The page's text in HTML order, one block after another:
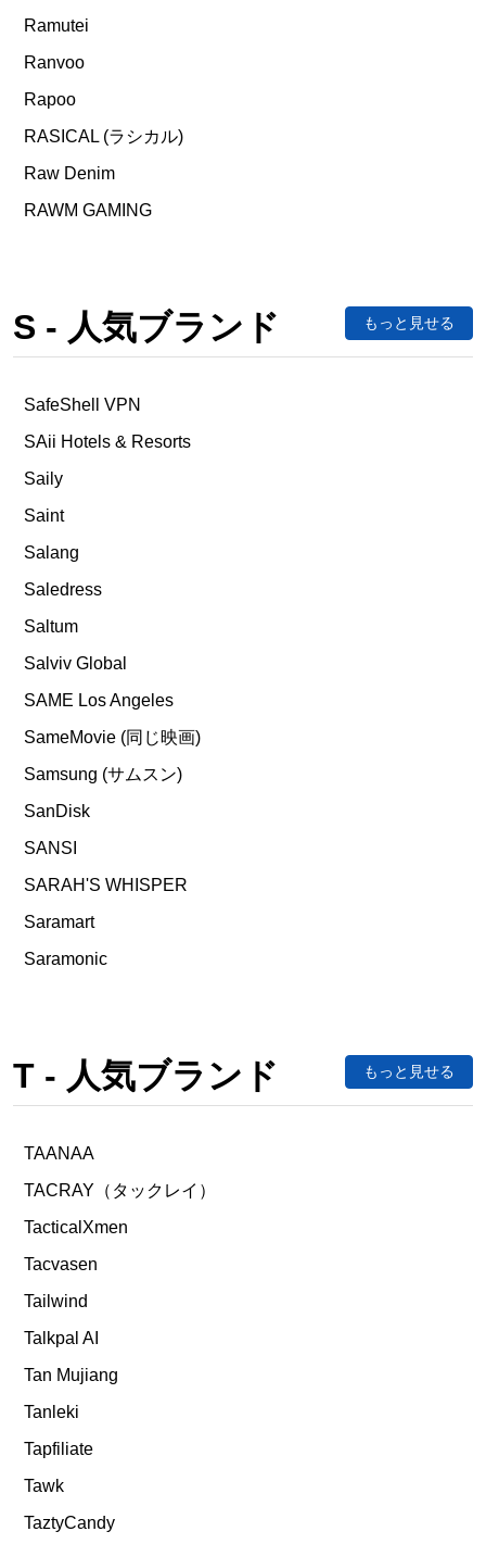
Ramutei
Ranvoo
Rapoo
RASICAL (ラシカル)
Raw Denim
RAWM GAMING
S - 人気ブランド もっと見せる
SafeShell VPN
SAii Hotels & Resorts
Saily
Saint
Salang
Saledress
Saltum
Salviv Global
SAME Los Angeles
SameMovie (同じ映画)
Samsung (サムスン)
SanDisk
SANSI
SARAH'S WHISPER
Saramart
Saramonic
T - 人気ブランド もっと見せる
TAANAA
TACRAY（タックレイ）
TacticalXmen
Tacvasen
Tailwind
Talkpal AI
Tan Mujiang
Tanleki
Tapfiliate
Tawk
TaztyCandy